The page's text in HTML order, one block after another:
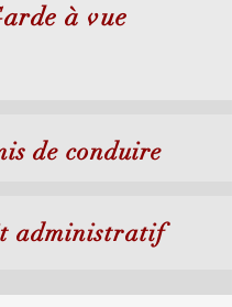
à vue
de conduire
administratif